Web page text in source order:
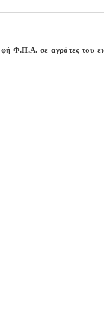
Φ.Π.Α. σε αγρότες του